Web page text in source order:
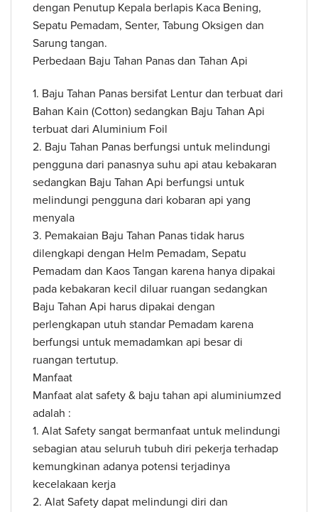
dengan Penutup Kepala berlapis Kaca Bening,
Sepatu Pemadam, Senter, Tabung Oksigen dan
Sarung tangan.
Perbedaan Baju Tahan Panas dan Tahan Api
1. Baju Tahan Panas bersifat Lentur dan terbuat dari
Bahan Kain (Cotton) sedangkan Baju Tahan Api
terbuat dari Aluminium Foil
2. Baju Tahan Panas berfungsi untuk melindungi
pengguna dari panasnya suhu api atau kebakaran
sedangkan Baju Tahan Api berfungsi untuk
melindungi pengguna dari kobaran api yang
menyala
3. Pemakaian Baju Tahan Panas tidak harus
dilengkapi dengan Helm Pemadam, Sepatu
Pemadam dan Kaos Tangan karena hanya dipakai
pada kebakaran kecil diluar ruangan sedangkan
Baju Tahan Api harus dipakai dengan
perlengkapan utuh standar Pemadam karena
berfungsi untuk memadamkan api besar di
ruangan tertutup.
Manfaat
Manfaat alat safety & baju tahan api aluminiumzed
adalah :
1. Alat Safety sangat bermanfaat untuk melindungi
sebagian atau seluruh tubuh diri pekerja terhadap
kemungkinan adanya potensi terjadinya
kecelakaan kerja
2. Alat Safety dapat melindungi diri dan